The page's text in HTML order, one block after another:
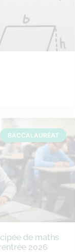
BACCALAURÉAT
de maths
2026